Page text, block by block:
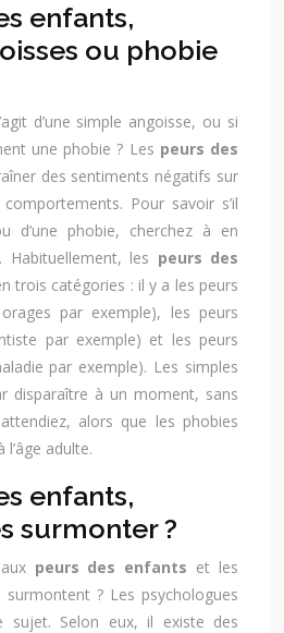
enfants,
ou phobie
d’une simple angoisse, ou si
une phobie ? Les peurs des
des sentiments négatifs sur
Pour savoir s’il
d’une phobie, cherchez à en
Habituellement, les peurs des
trois catégories : il y a les peurs
par exemple), les peurs
par exemple) et les peurs
par exemple). Les simples
disparaître à un moment, sans
alors que les phobies
l’âge adulte.
enfants,
surmonter ?
peurs des enfants et les
surmontent ? Les psychologues
sujet. Selon eux, il existe des